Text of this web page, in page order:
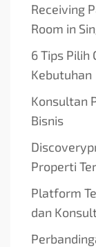
Receiving
Room in
6 Tips Pilih
Kebutuhan
Konsultan
Bisnis
Properti
Platform
dan